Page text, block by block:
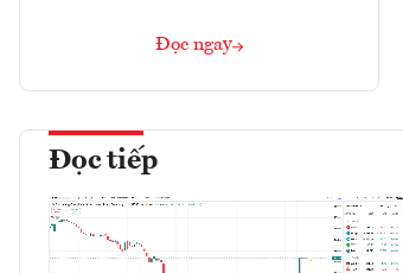
Đọc ngay
Đọc tiếp